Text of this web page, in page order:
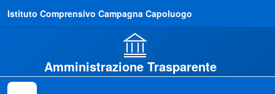
Istituto Comprensivo Campagna Capoluogo
Amministrazione Trasparente